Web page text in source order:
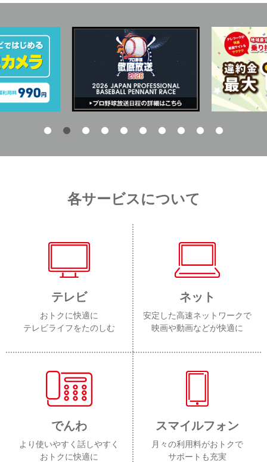
各サービスについて
テレビ
おトクに快適に
テレビライフをたのしむ
ネット
安定した高速ネットワークで
映画や動画などが快適に
でんわ
より使いやすく話しやすく
おトクに快適に
スマイルフォン
月々の利用料がおトクで
サポートも充実